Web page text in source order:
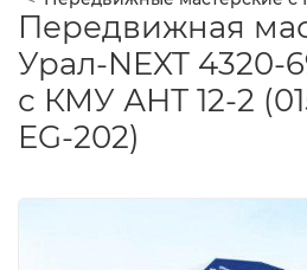
Передвижная
Урал-NEXT 4320-
с КМУ АНТ 12-2
EG-202)